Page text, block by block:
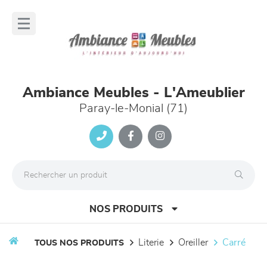
Ambiance Meubles - L'Ameublier
Paray-le-Monial (71)
NOS PRODUITS
TOUS NOS PRODUITS literie oreiller carré